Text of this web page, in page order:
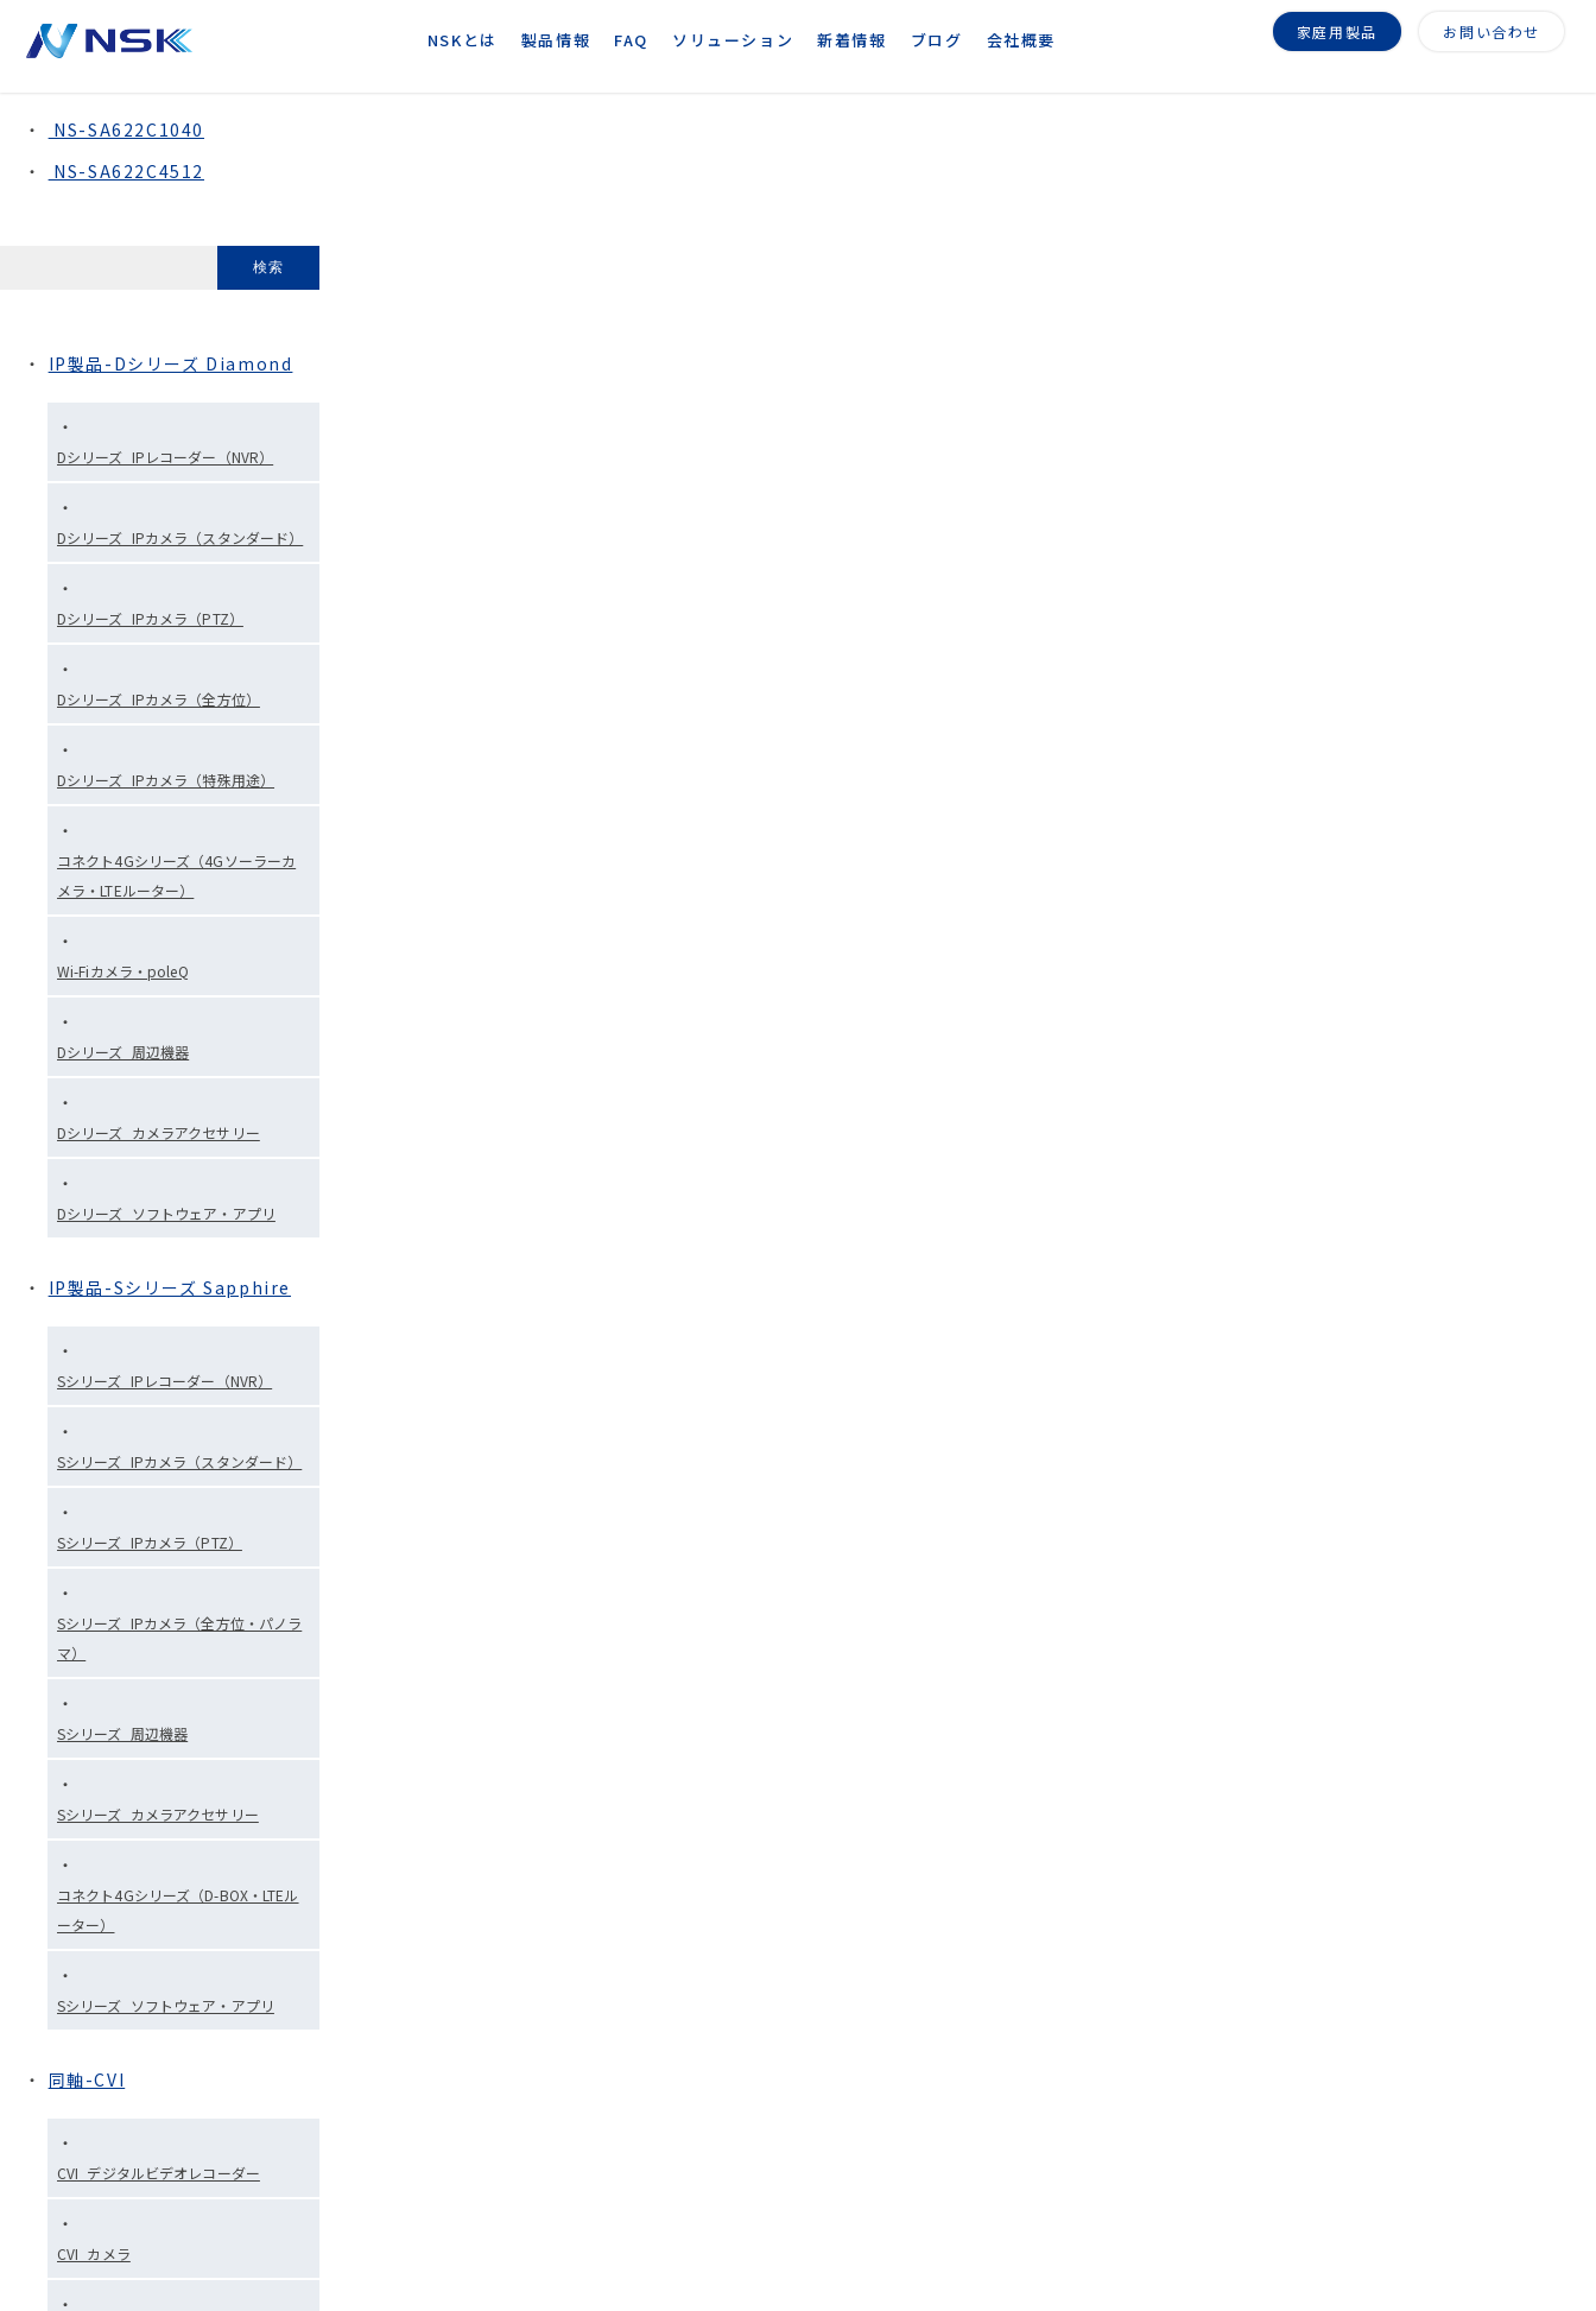
NSKとは 製品情報 FAQ ソリューション 新着情報 ブログ 会社概要 家庭用製品 お問い合わせ
スターライトカメラ
NS-SA622C1040
NS-SA622C4512
IP製品-Dシリーズ Diamond
Dシリーズ_IPレコーダー（NVR）
Dシリーズ_IPカメラ（スタンダード）
Dシリーズ_IPカメラ（PTZ）
Dシリーズ_IPカメラ（全方位）
Dシリーズ_IPカメラ（特殊用途）
コネクト4Gシリーズ（4Gソーラーカ
メラ・LTEルーター）
Wi-Fiカメラ・poleQ
Dシリーズ_周辺機器
Dシリーズ_カメラアクセサリー
Dシリーズ_ソフトウェア・アプリ
IP製品-Sシリーズ Sapphire
Sシリーズ_IPレコーダー（NVR）
Sシリーズ_IPカメラ（スタンダード）
Sシリーズ_IPカメラ（PTZ）
Sシリーズ_IPカメラ（全方位・パノラ
マ）
Sシリーズ_周辺機器
Sシリーズ_カメラアクセサリー
コネクト4Gシリーズ（D-BOX・LTEル
ーター）
Sシリーズ_ソフトウェア・アプリ
同軸-CVI
CVI_デジタルビデオレコーダー
CVI_カメラ